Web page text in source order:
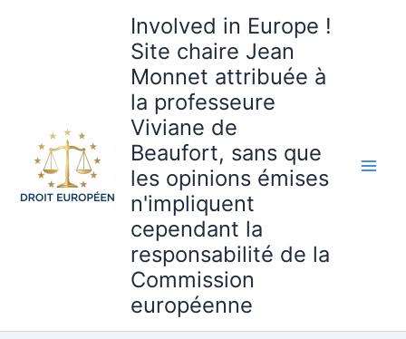
Involved in Europe !
Site chaire Jean
Monnet attribuée à
la professeure
Viviane de
Beaufort, sans que
les opinions émises
n'impliquent
cependant la
responsabilité de la
Commission
européenne